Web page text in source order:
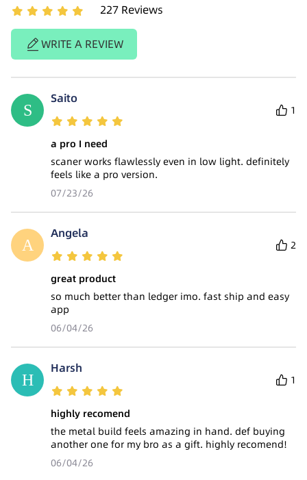
227 Reviews
WRITE A REVIEW
Saito
1
a pro I need
scaner works flawlessly even in low light. definitely
feels like a pro version.
07/23/26
Angela
2
great product
so much better than ledger imo. fast ship and easy
app
06/04/26
Harsh
1
highly recomend
the metal build feels amazing in hand. def buying
another one for my bro as a gift. highly recomend!
06/04/26